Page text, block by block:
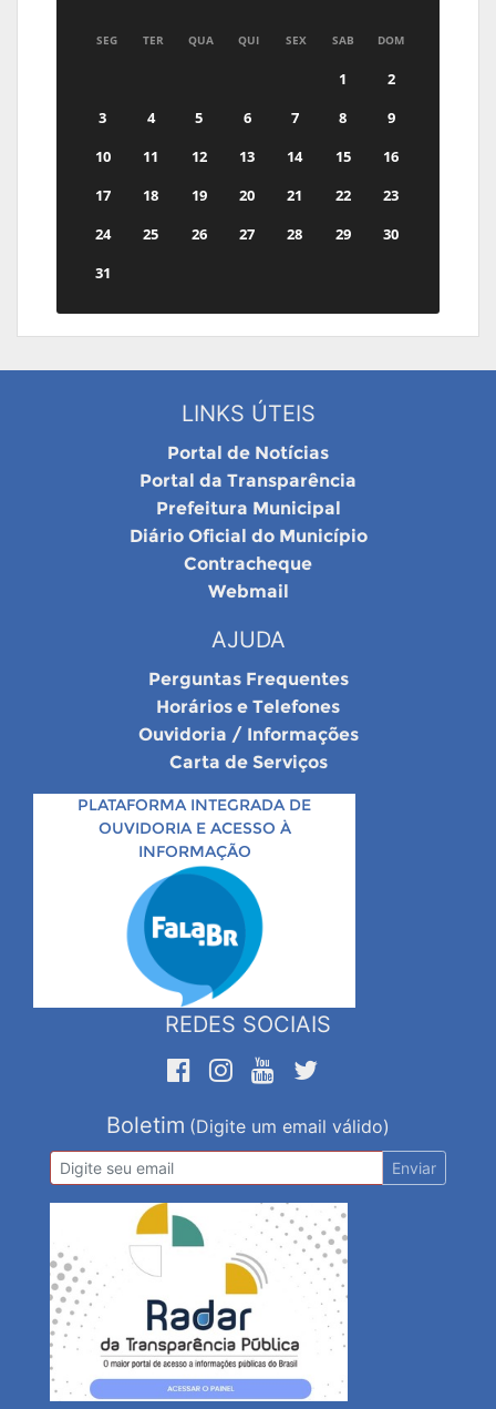
SEG TER QUA QUI SEX SAB DOM
1
2
3
4 5 6 7 8
9
10
11 12 13 14 15
16
17
18 19 20 21 22
23
24
25 26 27 28 29
30
31
LINKS ÚTEIS
Portal de Notícias
Portal da Transparência
Prefeitura Municipal
Diário Oficial do Município
Contracheque
Webmail
AJUDA
Perguntas Frequentes
Horários e Telefones
Ouvidoria / Informações
Carta de Serviços
PLATAFORMA INTEGRADA DE
OUVIDORIA E ACESSO À
INFORMAÇÃO
REDES SOCIAIS
Boletim (Digite um email válido)
Enviar